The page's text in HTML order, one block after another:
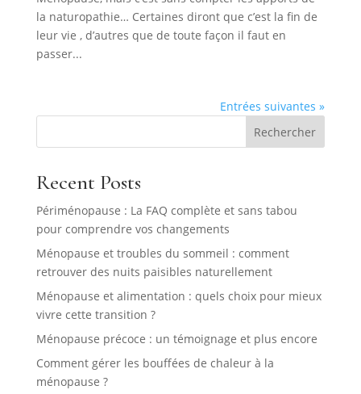
la naturopathie… Certaines diront que c’est la fin de
leur vie , d’autres que de toute façon il faut en
passer...
Entrées suivantes »
Rechercher
Recent Posts
Périménopause : La FAQ complète et sans tabou
pour comprendre vos changements
Ménopause et troubles du sommeil : comment
retrouver des nuits paisibles naturellement
Ménopause et alimentation : quels choix pour mieux
vivre cette transition ?
Ménopause précoce : un témoignage et plus encore
Comment gérer les bouffées de chaleur à la
ménopause ?